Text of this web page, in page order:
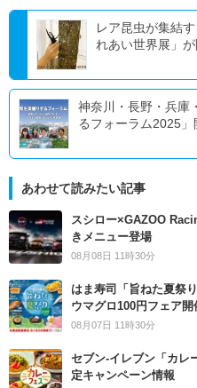
レア昆虫が集結
れあい世界展」
神奈川・長野・兵庫
るフォーラム2025」
あわせて読みたい記事
スシロー×GAZOO
きメニュー登場
08月08日 11時30分
はま寿司「旨ねた夏祭
ウマグロ100円フェア開
08月07日 11時30分
セブン‐イレブン「カレ
定キャンペーン情報